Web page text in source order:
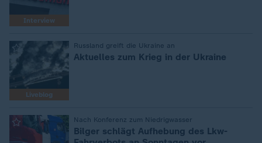
Interview
Liveblog
Russland greift die Ukraine an
: Aktuelles zum Krieg in der Ukraine
Nach Konferenz zum Niedrigwasser
:
Bilger schlägt Aufhebung des Lkw-